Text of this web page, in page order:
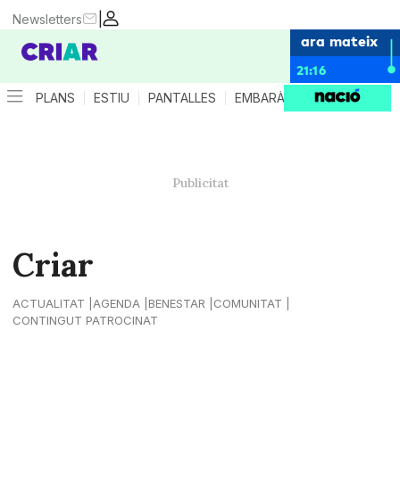
|
Newsletters
ara mateix
21:16
PLANS ESTIU PANTALLES EMBARÀS CRIANÇA
Criar
ACTUALITAT AGENDA BENESTAR
COMUNITAT
CONTINGUT PATROCINAT